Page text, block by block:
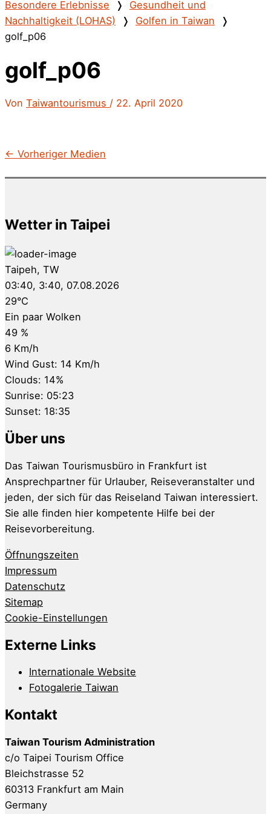
Besondere Erlebnisse ❭ Gesundheit und
Nachhaltigkeit (LOHAS) ❭ Golfen in Taiwan ❭
golf_p06
golf_p06
Von Taiwantourismus / 22. April 2020
← Vorheriger Medien
Wetter in Taipei
Taipeh, TW
03:40, 3:40, 07.08.2026
29°C
Ein paar Wolken
49 %
6 Km/h
Wind Gust: 14 Km/h
Clouds: 14%
Sunrise: 05:23
Sunset: 18:35
Über uns
Das Taiwan Tourismusbüro in Frankfurt ist
Ansprechpartner für Urlauber, Reiseveranstalter und
jeden, der sich für das Reiseland Taiwan interessiert.
Sie alle finden hier kompetente Hilfe bei der
Reisevorbereitung.
Öffnungszeiten
Impressum
Datenschutz
Sitemap
Cookie-Einstellungen
Externe Links
Internationale Website
Fotogalerie Taiwan
Kontakt
Taiwan Tourism Administration
c/o Taipei Tourism Office
Bleichstrasse 52
60313 Frankfurt am Main
Germany